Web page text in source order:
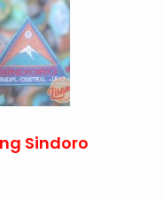
Sindoro